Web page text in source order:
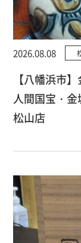
2026.08.08
【八幡浜市
人間国宝・
松山店